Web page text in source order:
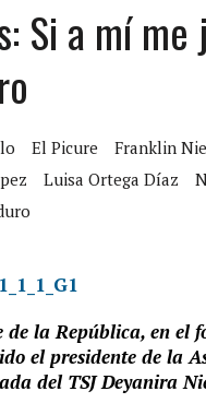
Si a mí
El Picure Franklin
Luisa Ortega Díaz
de la República, en
el presidente de la
del TSJ Deyanira